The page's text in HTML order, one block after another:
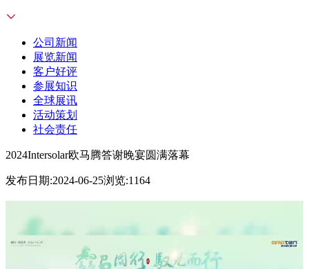
公司新闻
展览新闻
客户好评
参展知识
全球展讯
活动策划
社会责任
2024Intersolar欧马腾答谢晚宴圆满落幕
发布日期:2024-06-25浏览:1164